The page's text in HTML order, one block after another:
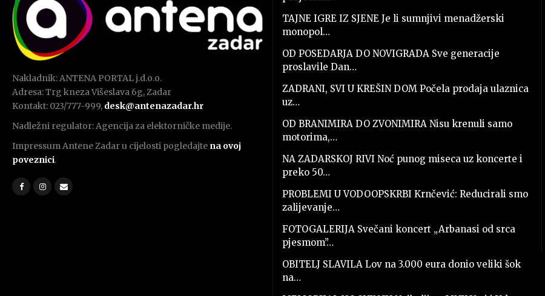
Nakladnik: ANTENA PORTAL j.d.o.o.
Adresa: Trg kneza Višeslava 6g, Zadar
Kontakt: 023/777-999, desk@antenazadar.hr
Nadležni regulator: Agencija za elektorničke medije.
Impressum Antene Zadar u cijelosti pogledajte na ovoj
poveznici.
TAJNE IGRE IZ SJENE Je li sumnjivi menadžerski
monopol…
OD POSEDARJA DO NOVIGRADA Sve generacije
proslavile Dan…
ZADRANI, SVI U KREŠIN DOM Počela prodaja ulaznica
uz…
OD BRANIMIRA DO ZVONIMIRA Nisu krenuli samo
motorima,…
NA ZADARSKOJ RIVI Noć punog miseca uz koncerte i
preko 50…
PROBLEMI U VODOOPSKRBI Krnčević: Reducirali smo
zalijevanje…
FOTOGALERIJA Svečani koncert „Arbanasi od srca
pjesmom”…
OBITELJ SLAVILA Lov na 3.000 eura donio veliki šok
na…